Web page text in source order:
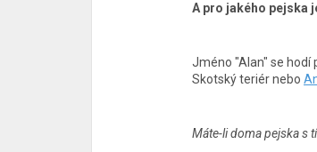
A pro jakého pejska
Jméno "Alan" se hodí
Skotský teriér nebo
Máte-li doma pejska s